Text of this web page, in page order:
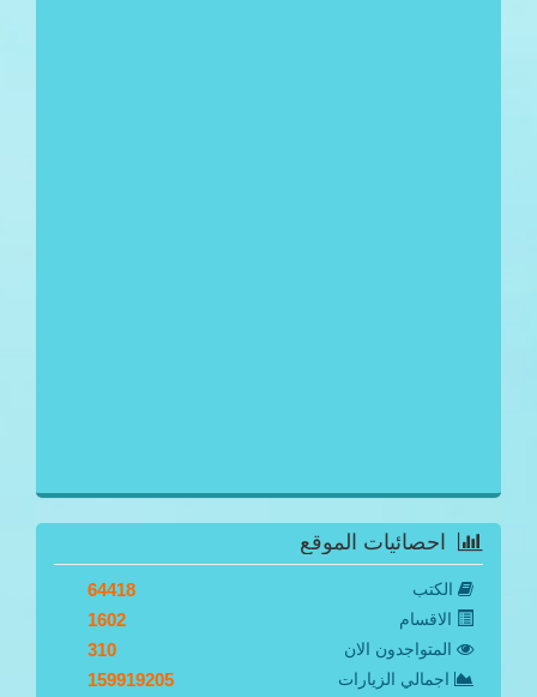
احصائيات الموقع
الكتب 64418
الاقسام 1602
المتواجدون الان 310
اجمالي الزيارات 159919205